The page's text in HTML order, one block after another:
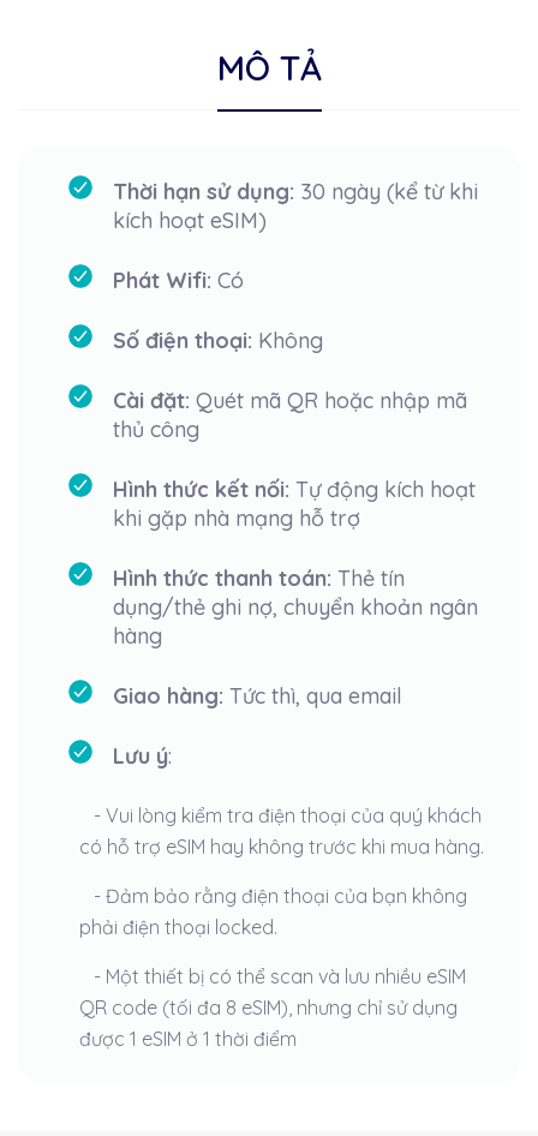
MÔ TẢ
Thời hạn sử dụng: 30 ngày (kể từ khi
kích hoạt eSIM)
Phát Wifi: Có
Số điện thoại: Không
Cài đặt: Quét mã QR hoặc nhập mã
thủ công
Hình thức kết nối: Tự động kích hoạt
khi gặp nhà mạng hỗ trợ
Hình thức thanh toán: Thẻ tín
dụng/thẻ ghi nợ, chuyển khoản ngân
hàng
Giao hàng: Tức thì, qua email
Lưu ý:
- Vui lòng kiểm tra điện thoại của quý khách
có hỗ trợ eSIM hay không trước khi mua hàng.
- Đảm bảo rằng điện thoại của bạn không
phải điện thoại locked.
- Một thiết bị có thể scan và lưu nhiều eSIM
QR code (tối đa 8 eSIM), nhưng chỉ sử dụng
được 1 eSIM ở 1 thời điểm